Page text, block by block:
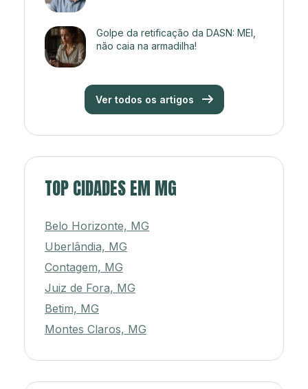
Golpe da retificação da DASN: MEI,
não caia na armadilha!
Ver todos os artigos
TOP CIDADES EM MG
Belo Horizonte, MG
Uberlândia, MG
Contagem, MG
Juiz de Fora, MG
Betim, MG
Montes Claros, MG